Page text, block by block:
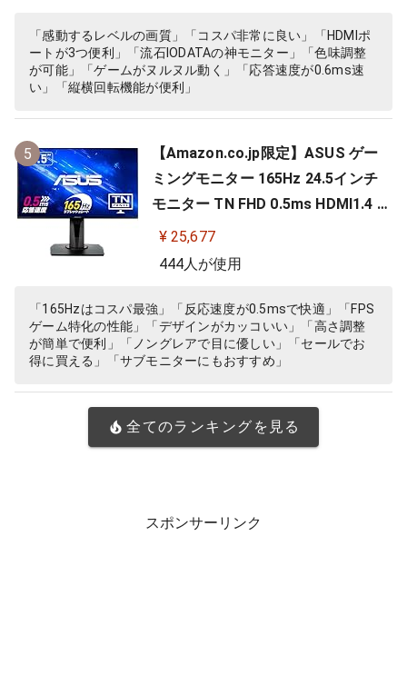
「感動するレベルの画質」「コスパ非常に良い」「HDMIポ
ートが3つ便利」「流石IODATAの神モニター」「色味調整
が可能」「ゲームがヌルヌル動く」「応答速度が0.6ms速
い」「縦横回転機能が便利」
5
【Amazon.co.jp限定】ASUS ゲー
ミングモニター 165Hz 24.5インチ
モニター TN FHD 0.5ms HDMI1.4 Di
splayPort1.2 DVI-D スピーカー 高
さ調整 縦横回転 VG258QR-J
¥ 25,677
444人が使用
「165Hzはコスパ最強」「反応速度が0.5msで快適」「FPS
ゲーム特化の性能」「デザインがカッコいい」「高さ調整
が簡単で便利」「ノングレアで目に優しい」「セールでお
得に買える」「サブモニターにもおすすめ」
全てのランキングを見る
スポンサーリンク